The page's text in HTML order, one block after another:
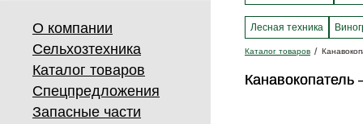
О компании
Сельхозтехника
Каталог товаров
Спецпредложения
Запасные части
Лесная техника
Каталог товаров
Канавокопатель
Канавокопатель